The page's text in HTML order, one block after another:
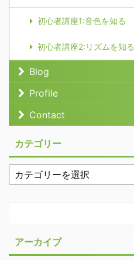
初心者講座1:音色を知る
初心者講座2:リズムを知る
Blog
Profile
Contact
カテゴリー
アーカイブ